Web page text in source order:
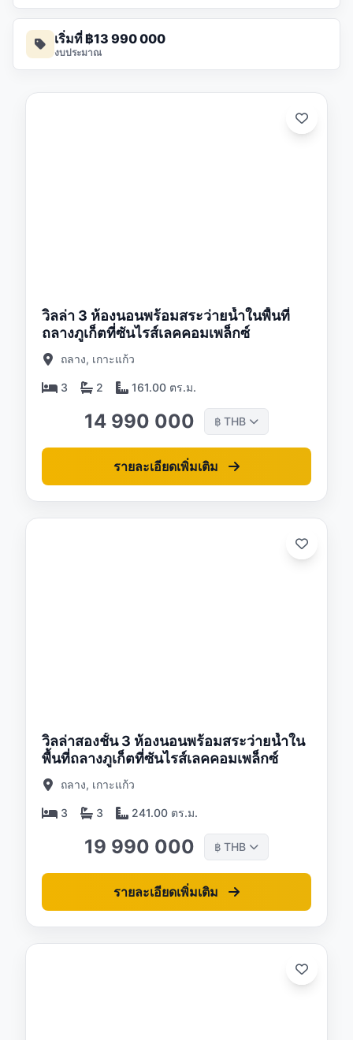
เริ่มที่ ฿13 990 000
งบประมาณ
วิลล่า 3 ห้องนอนพร้อมสระว่ายน้ำในพื้นที่
ถลางภูเก็ตที่ซันไรส์เลคคอมเพล็กซ์
ถลาง, เกาะแก้ว
3 2 161.00 ตร.ม.
14 990 000 ฿ THB
รายละเอียดเพิ่มเติม
วิลล่าสองชั้น 3 ห้องนอนพร้อมสระว่ายน้ำใน
พื้นที่ถลางภูเก็ตที่ซันไรส์เลคคอมเพล็กซ์
ถลาง, เกาะแก้ว
3 3 241.00 ตร.ม.
19 990 000 ฿ THB
รายละเอียดเพิ่มเติม